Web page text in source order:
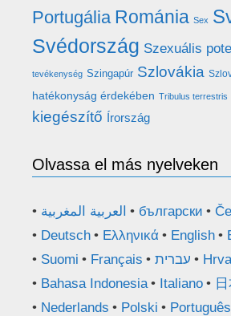
Portugália Románia Sex
Svédország Szexuális
tevékenység Szingapúr Szlovákia
hatékonyság érdekében Tribulus terrestris
kiegészítő Írország
Olvassa el más nyelveken
العربية المغربية български
Deutsch
Ελληνικά English
Suomi
Français עברית
Bahasa Indonesia
Italiano
Nederlands
Polski Português